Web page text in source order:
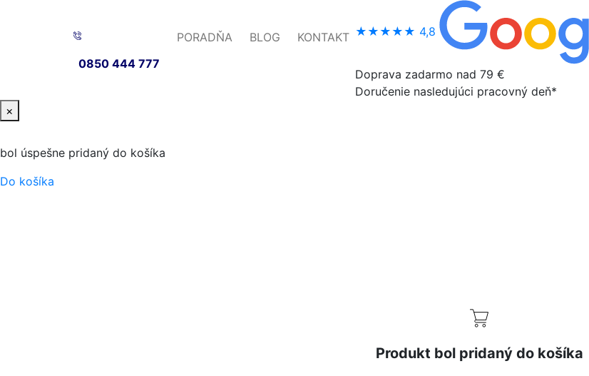
0850 444 777
PORADŇA BLOG KONTAKT ★★★★★ 4,8
Doprava zadarmo nad 79 €
Doručenie nasledujúci pracovný deň*
×
bol úspešne pridaný do košíka
Do košíka
Produkt bol pridaný do košíka